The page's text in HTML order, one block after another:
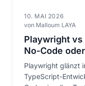
10. MAI 2026
von Malloum LAYA
Playwright vs
No-Code
Playwright glänzt
TypeScript-